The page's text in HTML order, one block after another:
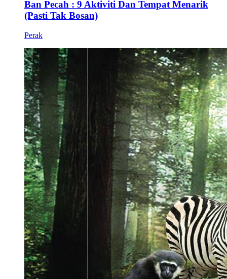
Ban Pecah : 9 Aktiviti Dan Tempat Menarik
(Pasti Tak Bosan)
Perak